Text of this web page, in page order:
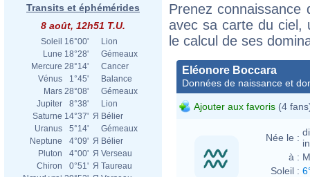
Transits et éphémérides
8 août, 12h51 T.U.
Soleil 16°00'
Lion
Lune 18°28'
Gémeaux
Mercure 28°14'
Cancer
Vénus
1°45'
Balance
Mars 28°08'
Gémeaux
Jupiter
8°38'
Lion
Saturne 14°37' Я Bélier
Uranus
5°14'
Gémeaux
Neptune
4°09' Я Bélier
Pluton
4°00' Я Verseau
Chiron
0°51' Я Taureau
Prenez connaissance
avec sa carte du ciel,
le calcul de ses
Eléonore Boccara
Données de naissance et
Ajouter aux favoris (4
Née le :
à :
Soleil :